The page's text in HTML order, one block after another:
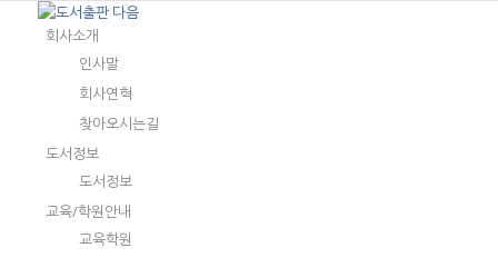
회사소개
인사말
회사연혁
찾아오시는길
도서정보
도서정보
교육/학원안내
교육학원